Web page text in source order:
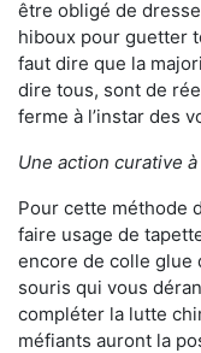
être obligé de
hiboux pour guetter
faut dire que la
dire tous, sont de
ferme à l’instar des
Une action curative
Pour cette méthode
faire usage de
encore de colle glue
souris qui vous
compléter la lutte
méfiants auront la